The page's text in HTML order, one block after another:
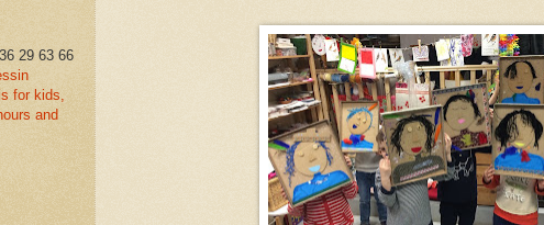
29 63 66
for kids,
and